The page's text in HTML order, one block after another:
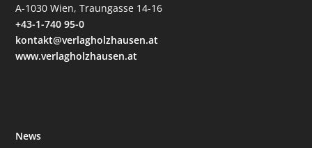
A-1030 Wien, Traungasse 14-16
+43-1-740 95-0
kontakt@verlagholzhausen.at
www.verlagholzhausen.at
News